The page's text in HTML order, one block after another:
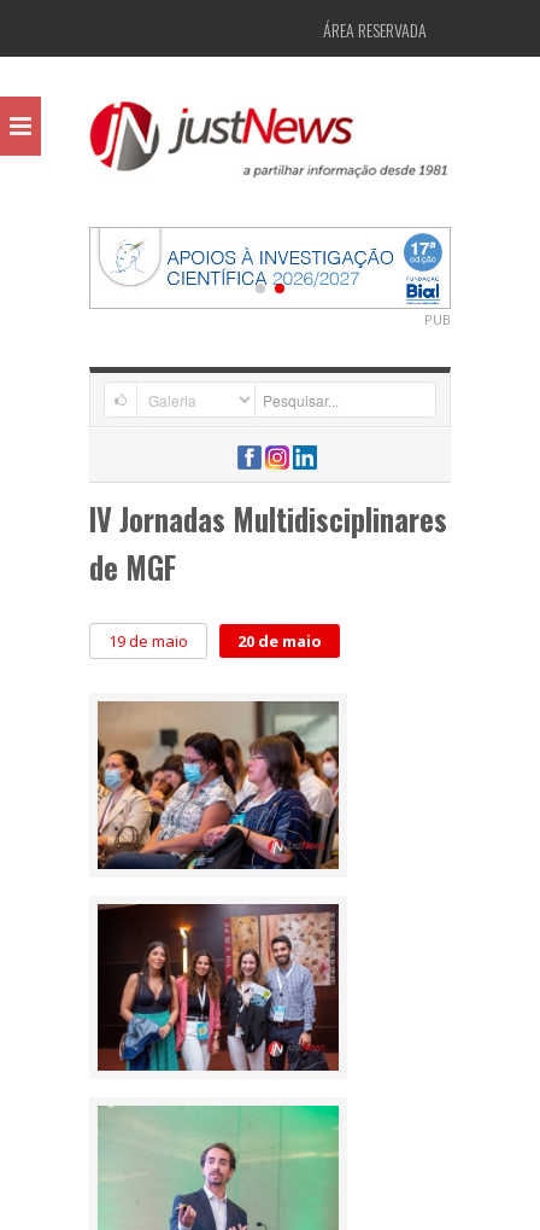
ÁREA RESERVADA
PUB
IV Jornadas Multidisciplinares
de MGF
19 de maio 20 de maio